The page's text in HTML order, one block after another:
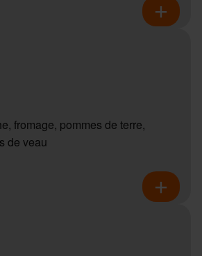
fromage, pommes de terre,
de veau